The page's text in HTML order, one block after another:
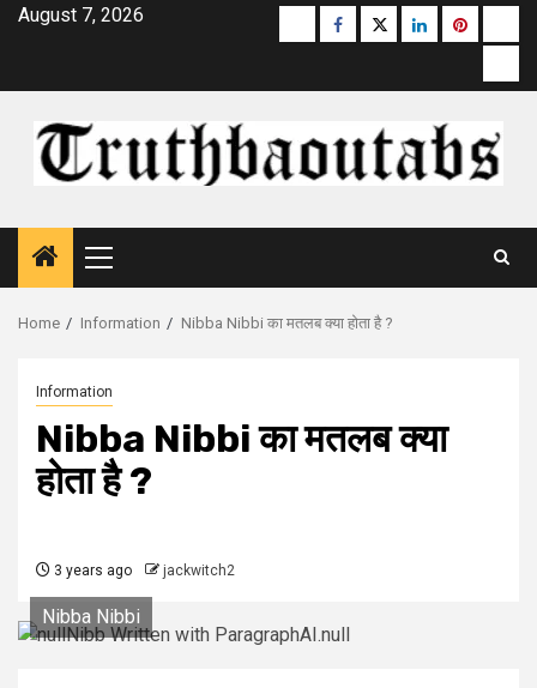
SkipAugust 7, 2026 Buzzfeed
Facebook
Twitterlinkedinpinterest
Primary
Menu
Home Information Nibba Nibbi का मतलब क्या होता है ?
Information
Nibba Nibbi का मतलब क्या
होता है ?
3 years ago jackwitch2
Nibba Nibbi